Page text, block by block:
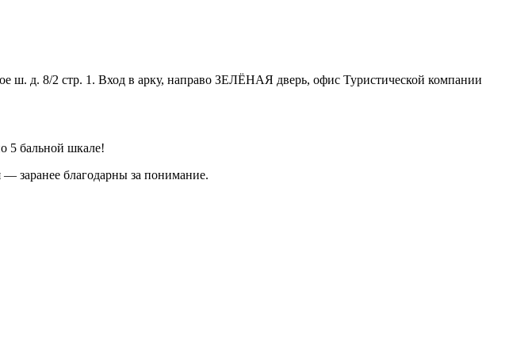
д. 8/2 стр. 1. Вход в арку, направо ЗЕЛЁНАЯ дверь, офис Туристической компании
5 бальной шкале!
заранее благодарны за понимание.